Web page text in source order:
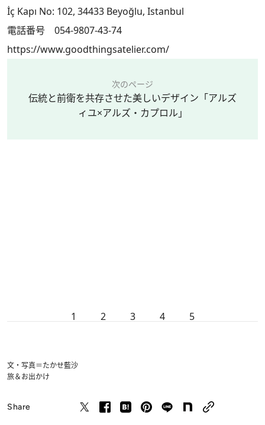
İç Kapı No: 102, 34433 Beyoğlu, Istanbul
電話番号 054-9807-43-74
https://www.goodthingsatelier.com/
次のページ
伝統と前衛を共存させた美しいデザイン「アルズ
ィユ×アルズ・カプロル」
1 2 3 4 5
文・写真＝たかせ藍沙
旅＆お出かけ
Share